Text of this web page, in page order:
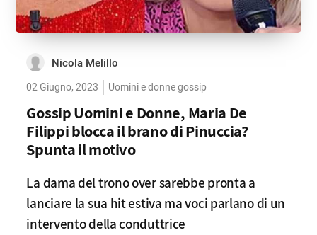
Nicola Melillo
02 Giugno, 2023 Uomini e donne gossip
Gossip Uomini e Donne, Maria De
Filippi blocca il brano di Pinuccia?
Spunta il motivo
La dama del trono over sarebbe pronta a
lanciare la sua hit estiva ma voci parlano di un
intervento della conduttrice